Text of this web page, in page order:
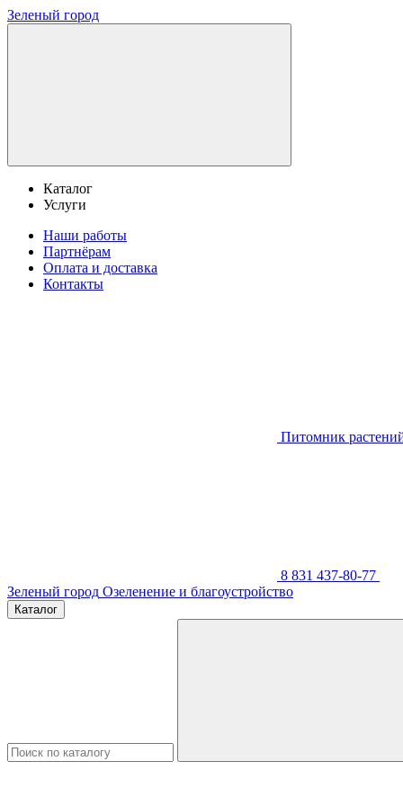
Зеленый город
Каталог
Услуги
Наши работы
Партнёрам
Оплата и доставка
Контакты
Питомник
8 831 437-80-77
Зеленый город Озеленение и благоустройство
Каталог